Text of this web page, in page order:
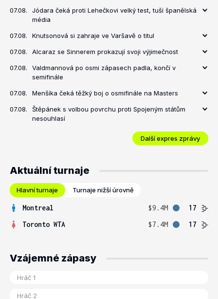
07.08.
Jódara čeká proti Lehečkovi velký test, tuší španělská
média
07.08. Knutsonová si zahraje ve Varšavě o titul
07.08. Alcaraz se Sinnerem prokazují svoji výjimečnost
07.08.
Valdmannová po osmi zápasech padla, končí v
semifinále
07.08. Menšíka čeká těžký boj o osmifinále na Masters
07.08.
Štěpánek s volbou povrchu proti Spojeným státům
nesouhlasí
Další expres zprávy
Aktuální turnaje
Hlavní turnaje Turnaje nižší úrovně
Montreal $9.4M
17
Toronto WTA
$7.4M 17
Vzájemné zápasy